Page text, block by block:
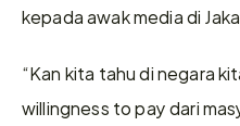
kepada awak media di
“Kan kita tahu di negara
willingness to pay dari